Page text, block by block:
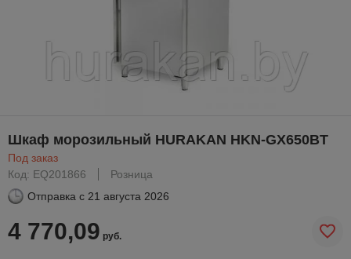
Шкаф морозильный HURAKAN HKN-GX650BT
Под заказ
Код: EQ201866
Розница
Отправка с 21 августа 2026
4 770,09 руб.